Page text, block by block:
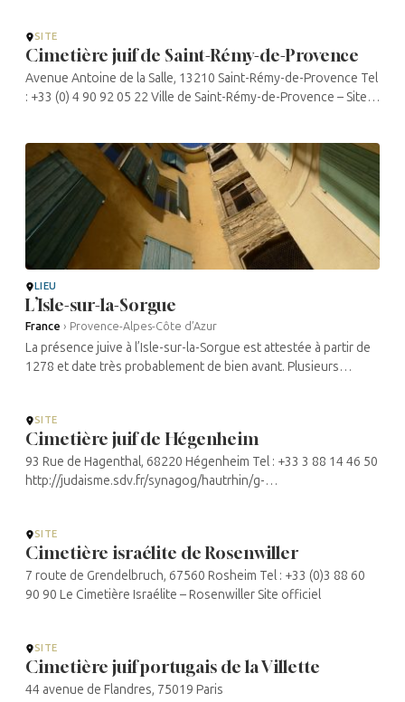
SITE
Cimetière juif de Saint-Rémy-de-Provence
Avenue Antoine de la Salle, 13210 Saint-Rémy-de-Provence Tel
: +33 (0) 4 90 92 05 22 Ville de Saint-Rémy-de-Provence – Site
LIEU
L’Isle-sur-la-Sorgue
France › Provence-Alpes-Côte d’Azur
La présence juive à l’Isle-sur-la-Sorgue est attestée à partir de
1278 et date très probablement de bien avant. Plusieurs
SITE
Cimetière juif de Hégenheim
93 Rue de Hagenthal, 68220 Hégenheim Tel : +33 3 88 14 46 50
http://judaisme.sdv.fr/synagog/hautrhin/g-
SITE
Cimetière israélite de Rosenwiller
7 route de Grendelbruch, 67560 Rosheim Tel : +33 (0)3 88 60
90 90 Le Cimetière Israélite – Rosenwiller Site officiel
SITE
Cimetière juif portugais de la Villette
44 avenue de Flandres, 75019 Paris